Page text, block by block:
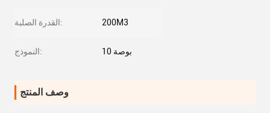
القدرة الصلبة: 200M3
النموذج: 10 بوصة
وصف المنتج